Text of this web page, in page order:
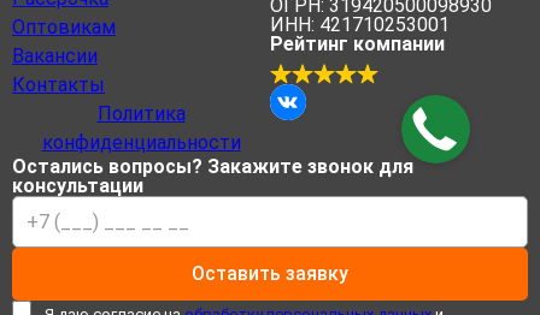
Оптовикам
Вакансии
Контакты
Политика
конфиденциальности
ОГРН: 319420500098930
ИНН: 421710253001
Рейтинг компании
Остались вопросы? Закажите звонок для
консультации
Оставить заявку